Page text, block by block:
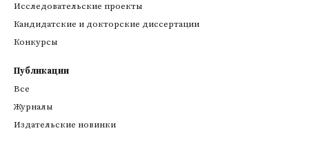
Исследовательские проекты
Кандидатские и докторские диссертации
Конкурсы
Публикации
Все
Журналы
Издательские новинки